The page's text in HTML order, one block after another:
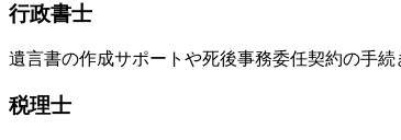
行政書士
遺言書の作成サポートや死後事務委任契約の手続
税理士